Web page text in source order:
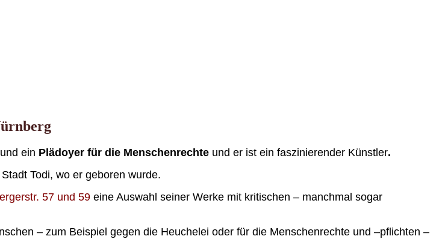
ein Plädoyer für die Menschenrechte und er ist ein faszinierender Künstler.
Todi, wo er geboren wurde.
57 und 59 eine Auswahl seiner Werke mit kritischen – manchmal sogar
– zum Beispiel gegen die Heuchelei oder für die Menschenrechte und –pflichten –